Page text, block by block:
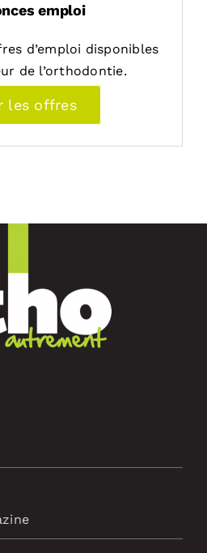
emploi
d’emploi disponibles
de l’orthodontie.
les offres